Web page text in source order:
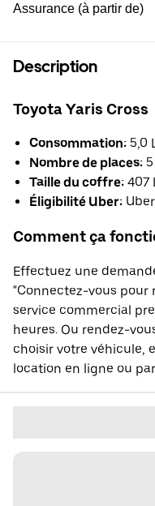
Assurance (à partir de)
Description
Toyota Yaris Cross
Consommation: 5,0
Nombre de places: 5
Taille du coffre: 407
Éligibilité Uber:
Comment ça
Effectuez une
"Connectez-vous pour
service commercial
heures. Ou rendez-
choisir votre véhicule,
location en ligne ou